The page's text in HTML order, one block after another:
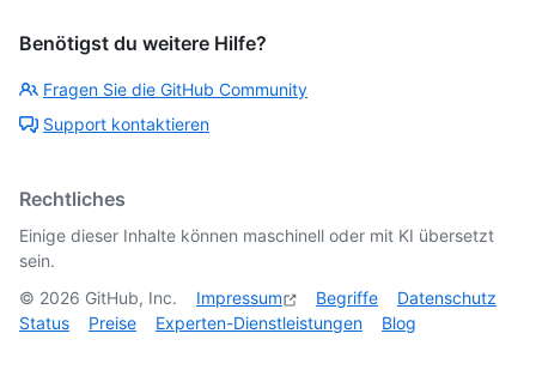
Benötigst du weitere Hilfe?
Fragen Sie die GitHub Community
Support kontaktieren
Rechtliches
Einige dieser Inhalte können maschinell oder mit KI übersetzt
sein.
© 2026 GitHub, Inc. Impressum Begriffe
Datenschutz
Status
Preise Experten-Dienstleistungen Blog